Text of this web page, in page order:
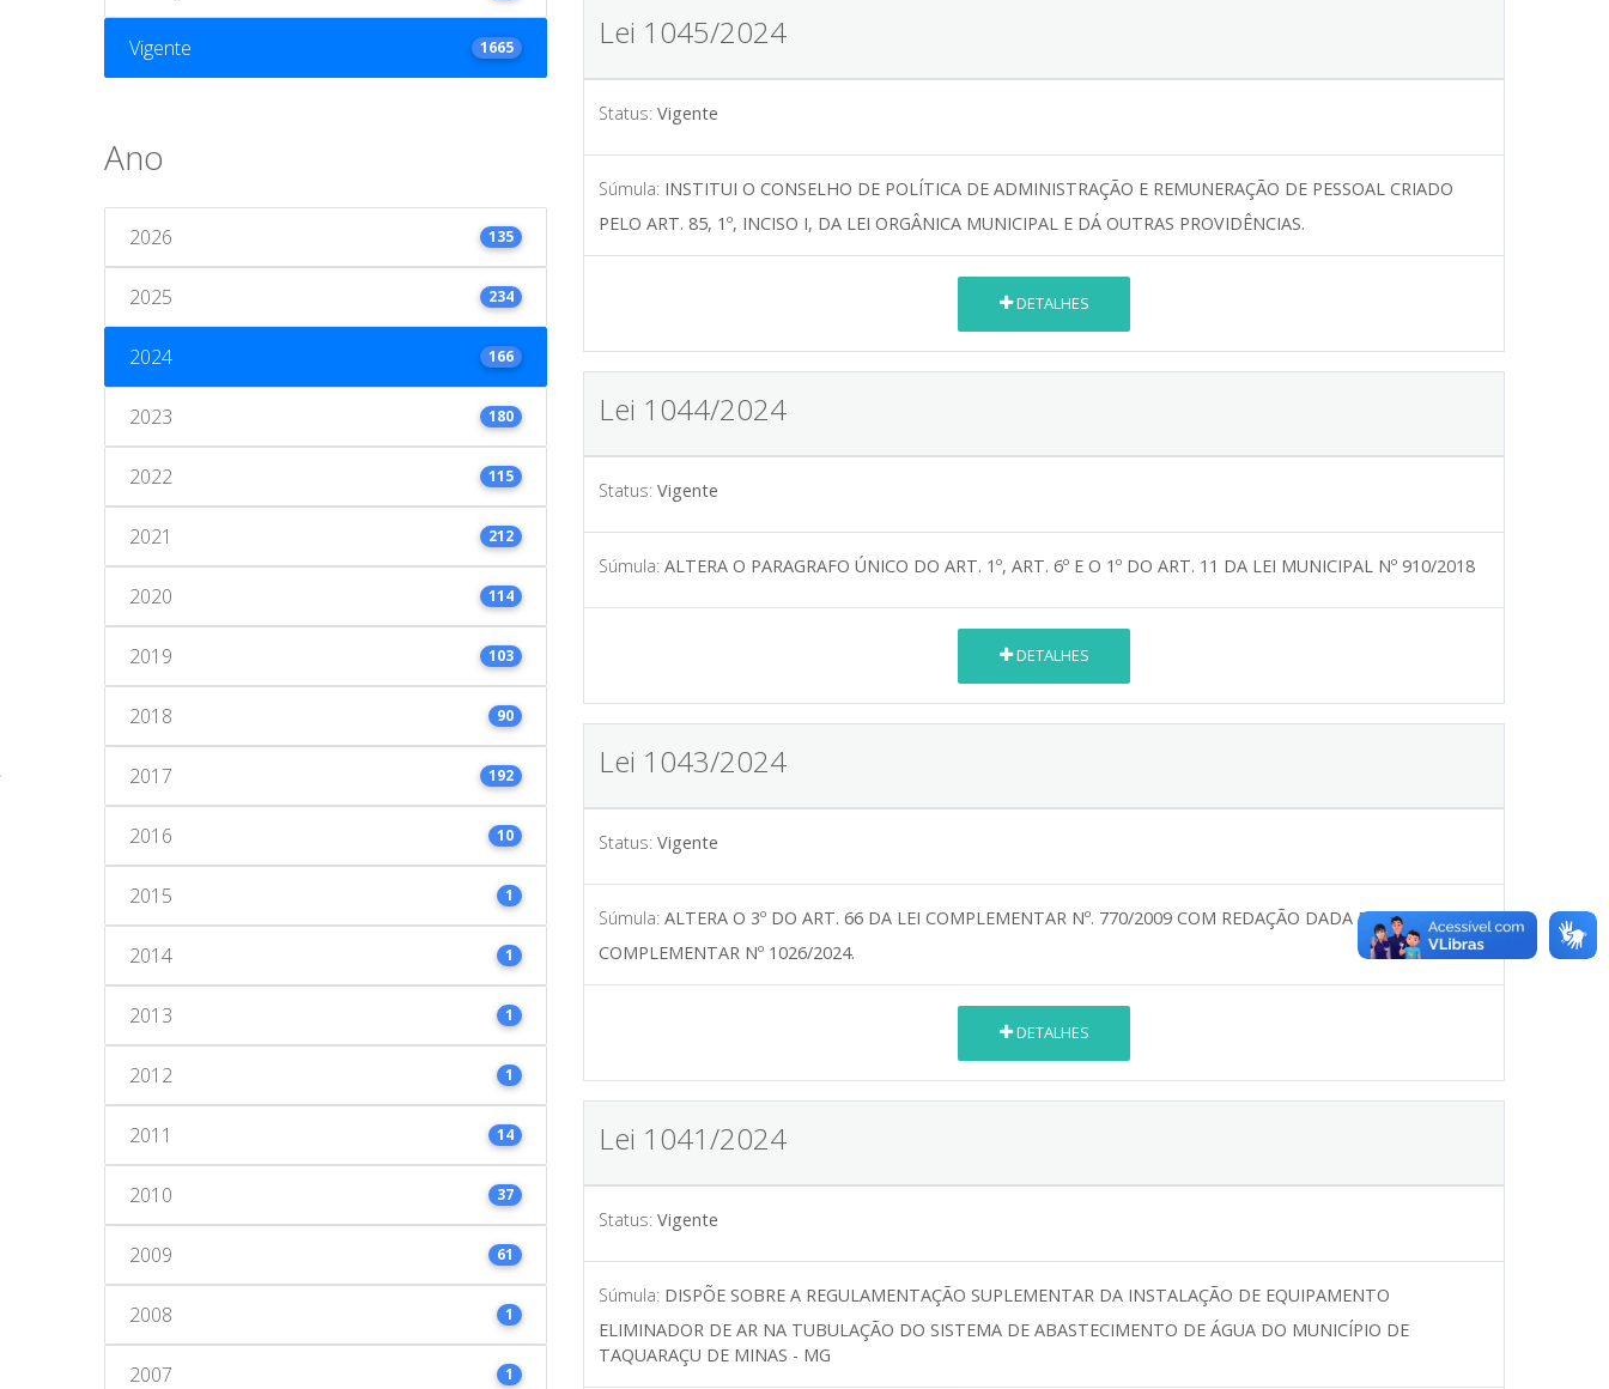
Vigente 1665
Ano
2026 135
2025 234
2024 166
2023 180
2022 115
2021 212
2020 114
2019 103
2018 90
2017 192
2016 10
2015 1
2014 1
2013 1
2012 1
2011 14
2010 37
2009 61
2008 1
2007 1
Lei 1045/2024
Status: Vigente
Súmula: INSTITUI O CONSELHO DE POLÍTICA DE ADMINISTRAÇÃO E REMUNERAÇÃO DE PESSOAL CRIADO
PELO ART. 85, 1º, INCISO I, DA LEI ORGÂNICA MUNICIPAL E DÁ OUTRAS PROVIDÊNCIAS.
DETALHES
Lei 1044/2024
Status: Vigente
Súmula: ALTERA O PARAGRAFO ÚNICO DO ART. 1º, ART. 6º E O 1º DO ART. 11 DA LEI MUNICIPAL Nº 910/2018
DETALHES
Lei 1043/2024
Status: Vigente
Súmula: ALTERA O 3º DO ART. 66 DA LEI COMPLEMENTAR Nº. 770/2009 COM REDAÇÃO DADA PELA LEI
COMPLEMENTAR Nº 1026/2024.
DETALHES
Lei 1041/2024
Status: Vigente
Súmula: DISPÕE SOBRE A REGULAMENTAÇÃO SUPLEMENTAR DA INSTALAÇÃO DE EQUIPAMENTO
ELIMINADOR DE AR NA TUBULAÇÃO DO SISTEMA DE ABASTECIMENTO DE ÁGUA DO MUNICÍPIO DE
TAQUARAÇU DE MINAS - MG